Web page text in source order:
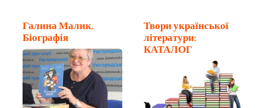
Галина Малик.
Біографія
Твори української
літератури:
КАТАЛОГ